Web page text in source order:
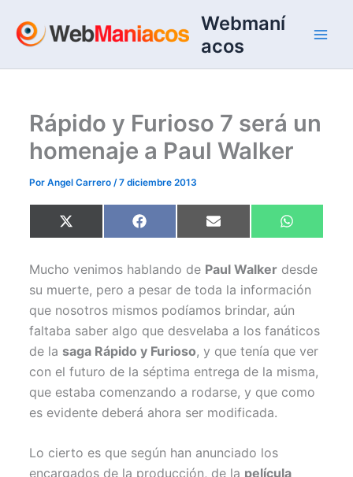
contenido
Webmaní
acos
Rápido y Furioso 7 será un
homenaje a Paul Walker
PorAngel Carrero/7 diciembre 2013
Compartir
en
X
(
i
t
r
)
Compartir
en
F
a
b
o
Compartir
en
E
m
l
Compartir
en
W
h
s
A
p
Mucho venimos hablando de Paul Walker desde
su muerte, pero a pesar de toda la información
que nosotros mismos podíamos brindar, aún
faltaba saber algo que desvelaba a los fanáticos
de la saga Rápido y Furioso, y que tenía que ver
con el futuro de la séptima entrega de la misma,
que estaba comenzando a rodarse, y que como
es evidente deberá ahora ser modificada.
Lo cierto es que según han anunciado los
encargados de la producción, de la película